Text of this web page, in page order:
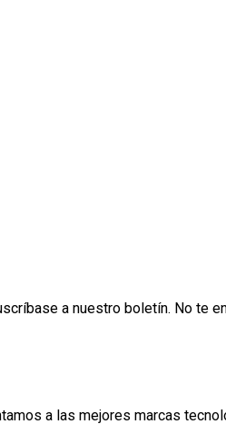
a nuestro boletín. No te
a las mejores marcas